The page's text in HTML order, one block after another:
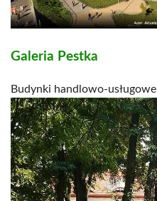
Galeria Pestka
Budynki handlowo-usługowe